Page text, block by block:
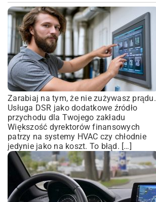
Zarabiaj na tym, że nie zużywasz prądu.
Usługa DSR jako dodatkowe źródło
przychodu dla Twojego zakładu
Większość dyrektorów finansowych
patrzy na systemy HVAC czy chłodnie
jedynie jako na koszt. To błąd. […]